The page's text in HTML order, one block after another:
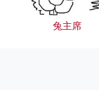
兔主席